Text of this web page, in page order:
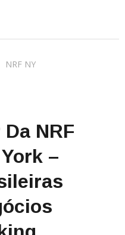
NRF NY
NRF
–